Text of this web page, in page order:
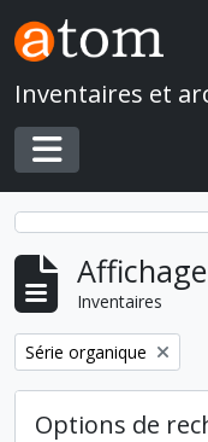
Skip to main content
Inventaires et
Toggle
Inventaires
Remove filter:
Série organique
Options de